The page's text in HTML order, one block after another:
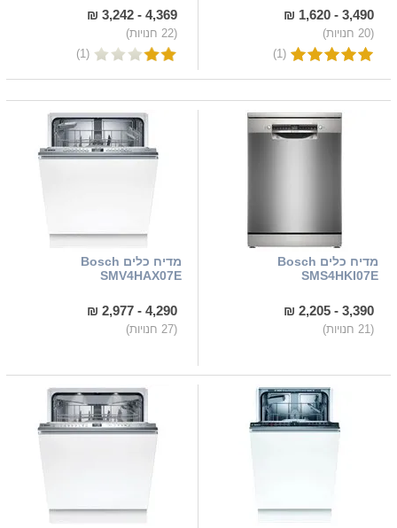
3,490 - 1,620 ₪
(20 חנויות)
(1)
4,369 - 3,242 ₪
(22 חנויות)
(1)
מדיח כלים Bosch
SMS4HKI07E
3,390 - 2,205 ₪
(21 חנויות)
מדיח כלים Bosch
SMV4HAX07E
4,290 - 2,977 ₪
(27 חנויות)